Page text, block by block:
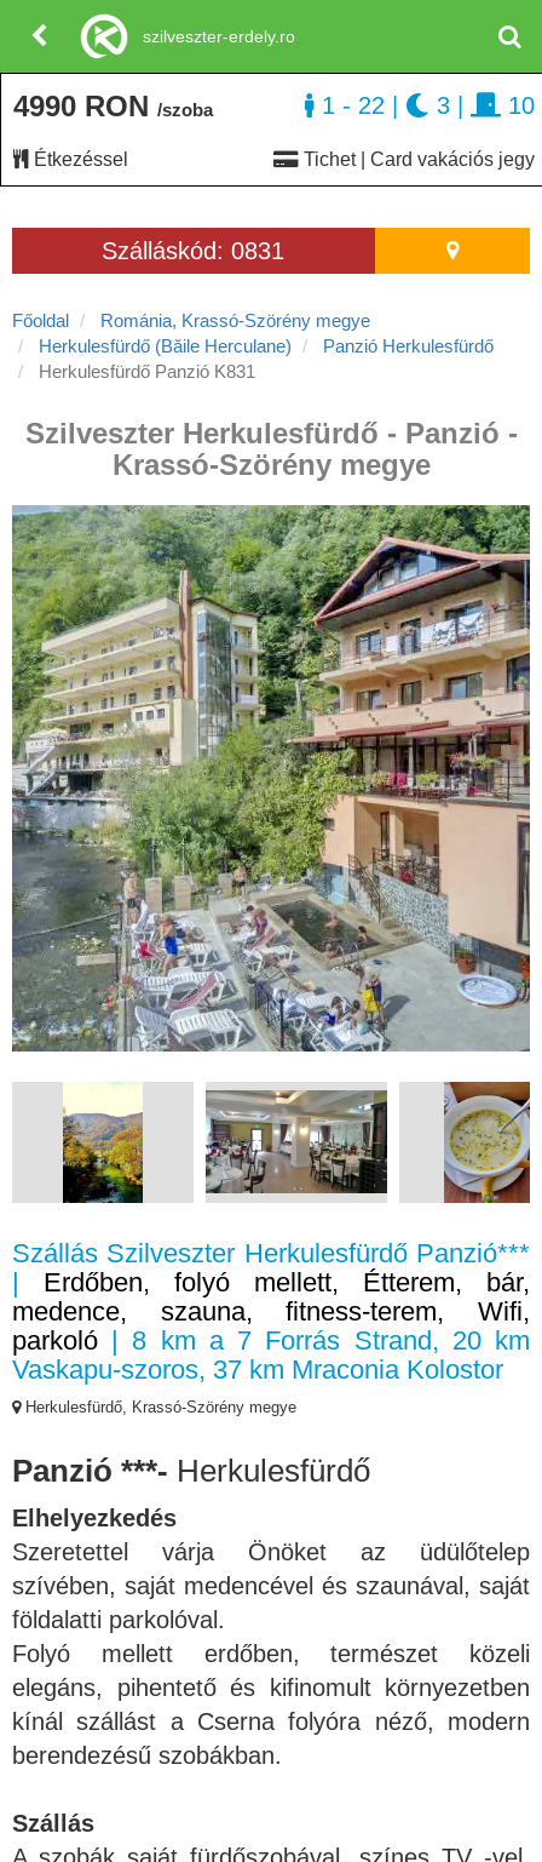
Szálláskód: 0831
Főoldal
Románia, Krassó-Szörény megye
Herkulesfürdő (Băile Herculane)
Panzió Herkulesfürdő
Herkulesfürdő Panzió K831
Szilveszter Herkulesfürdő - Panzió -
Krassó-Szörény megye
Szállás Szilveszter Herkulesfürdő Panzió***
| Erdőben, folyó mellett, Étterem, bár,
medence, szauna, fitness-terem, Wifi,
parkoló | 8 km a 7 Forrás Strand, 20 km
Vaskapu-szoros, 37 km Mraconia Kolostor
Herkulesfürdő, Krassó-Szörény megye
Panzió ***- Herkulesfürdő
Elhelyezkedés
Szeretettel várja Önöket az üdülőtelep
szívében, saját medencével és szaunával, saját
földalatti parkolóval.
Folyó mellett erdőben, természet közeli
elegáns, pihentető és kifinomult környezetben
kínál szállást a Cserna folyóra néző, modern
berendezésű szobákban.
Szállás
A szobák saját fürdőszobával, színes TV -vel,
4990 RON /szoba
Étkezéssel Tichet | Card vakációs jegy
1 - 22 3 10
szilveszter-erdely.ro